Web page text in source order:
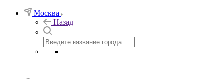
Москва
Назад